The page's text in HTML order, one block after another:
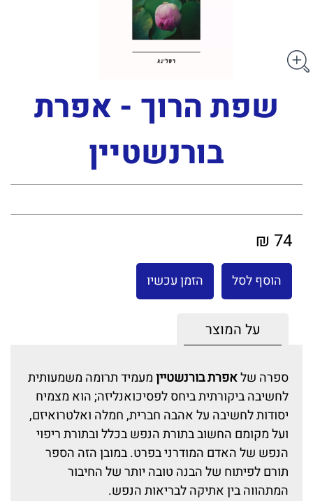
שפת הרוך - אפרת
בורנשטיין
74 ₪
הוסף לסל הזמן עכשיו
על המוצר
ספרה שלאפרת בורנשטייןמעמיד תרומה משמעותית
לחשיבה ביקורתית ביחס לפסיכואנליזה; הוא מצמיח
יסודות לחשיבה על אהבה חברית, חמלה ואלטרואיזם,
ועל מקומם החשוב בתורת הנפש בכלל ובתורת ריפוי
הנפש של האדם המודרני בפרט. במובן הזה הספר
תורם לפיתוח של הבנה טובה יותר של החיבור
המתהווה בין אתיקה לבריאות הנפש.